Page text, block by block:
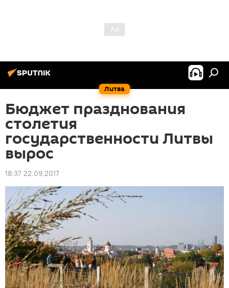
Литва
Бюджет празднования
столетия
государственности Литвы
вырос
18:37 22.09.2017